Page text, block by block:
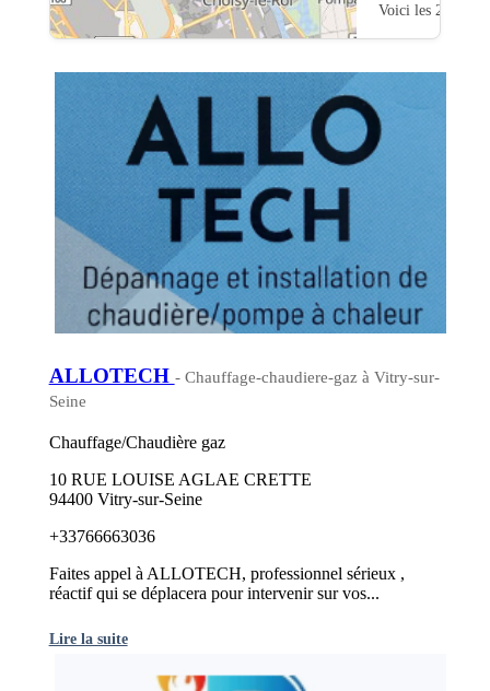
Voici les 20
ALLOTECH - Chauffage-chaudiere-gaz à Vitry-sur-
Seine
Chauffage/Chaudière gaz
10 RUE LOUISE AGLAE CRETTE
94400 Vitry-sur-Seine
+33766663036
Faites appel à ALLOTECH, professionnel sérieux ,
réactif qui se déplacera pour intervenir sur vos...
Lire la suite